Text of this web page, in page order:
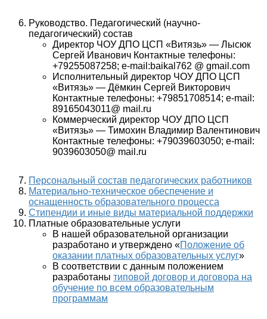
Руководство. Педагогический (научно-
педагогический) состав
Директор ЧОУ ДПО ЦСП «Витязь» — Лысюк
Сергей Иванович Контактные телефоны:
+79255087258; e-mail:baikal762 @ gmail.com
Исполнительный директор ЧОУ ДПО ЦСП
«Витязь» — Дёмкин Сергей Викторович
Контактные телефоны: +79851708514; e-mail:
89165043011@ mail.ru
Коммерческий директор ЧОУ ДПО ЦСП
«Витязь» — Тимохин Владимир Валентинович
Контактные телефоны: +79039603050; e-mail:
9039603050@ mail.ru
Персональный состав педагогических работников
Материально-техническое обеспечение и
оснащенность образовательного процесса
Стипендии и иные виды материальной поддержки
Платные образовательные услуги
В нашей образовательной организации
разработано и утверждено «Положение об
оказании платных образовательных услуг»
В соответствии с данным положением
разработаны типовой договор и договора на
обучение по всем образовательным
программам